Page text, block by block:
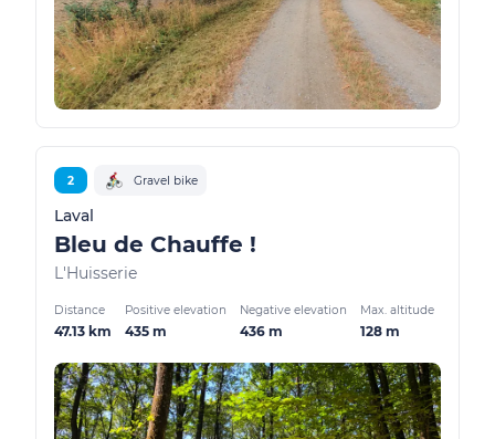
2 Gravel bike
Laval
Bleu de Chauffe !
L'Huisserie
Distance
47.13 km
Positive elevation
435 m
Negative elevation
436 m
Max. altitude
128 m